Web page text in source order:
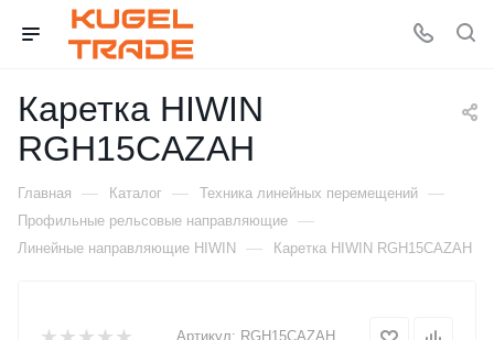
Каретка HIWIN
RGH15CAZAH
Главная — Каталог — Техника линейных перемещений —
Профильные рельсовые направляющие —
Линейные направляющие HIWIN — Каретка HIWIN RGH15CAZAH
Артикул: RGH15CAZAH